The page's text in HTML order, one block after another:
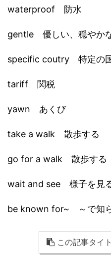
waterproof 防水
gentle 優しい、穏やか
specific coutry 特定の
tariff 関税
yawn あくび
take a walk 散歩する
go for a walk 散歩する
wait and see 様子を見
be known for~ ～で知
この記事タイ